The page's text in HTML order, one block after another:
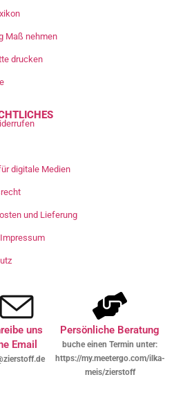
Maß nehmen
drucken
digitale Medien
und Lieferung
uns
Email
Persönliche Beratung
buche einen Termin unter:
https://my.meetergo.com/ilka-
meis/zierstoff